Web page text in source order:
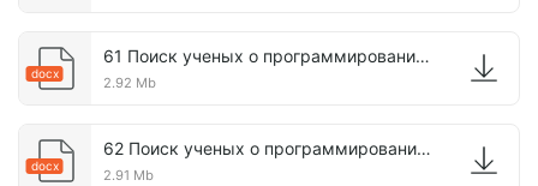
docx
61 Поиск ученых о программировании жизни.docx
2.92 Mb
docx
62 Поиск ученых о программировании жизни.docx
2.91 Mb